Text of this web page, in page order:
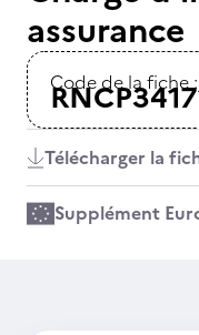
assurance
Code de la fiche :
Télécharger la
Supplément